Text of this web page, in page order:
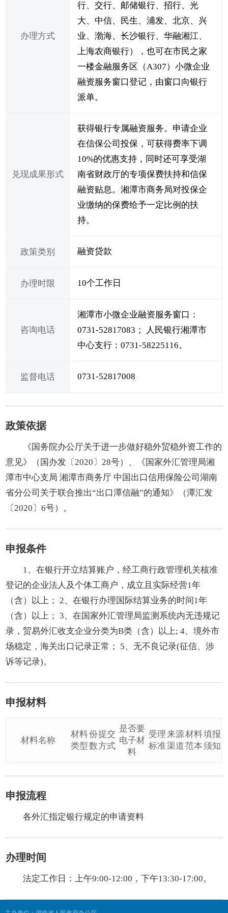
办理方式
行、交行、邮储银行、招行、光
大、中信、民生、浦发、北京、兴
业、渤海、长沙银行、华融湘江、
上海农商银行），也可在市民之家
一楼金融服务区（A307）小微企业
融资服务窗口登记，由窗口向银行
派单。
兑现成果形式
获得银行专属融资服务。申请企业
在信保公司投保，可获得费率下调
10%的优惠支持，同时还可享受湖
南省财政厅的专项保费扶持和信保
融资贴息。湘潭市商务局对投保企
业缴纳的保费给予一定比例的扶
持。
政策类别 融资贷款
办理时限 10个工作日
咨询电话
湘潭市小微企业融资服务窗口：
0731-52817083； 人民银行湘潭市
中心支行：0731-58225116。
监督电话 0731-52817008
政策依据
《国务院办公厅关于进一步做好稳外贸稳外资工作的
意见》（国办发〔2020〕28号）、《国家外汇管理局湘
潭市中心支局 湘潭市商务厅 中国出口信用保险公司湖南
省分公司关于联合推出“出口潭信融”的通知》（潭汇发
〔2020〕6号）。
申报条件
1、在银行开立结算账户，经工商行政管理机关核准
登记的企业法人及个体工商户，成立且实际经营1年
（含）以上； 2、在银行办理国际结算业务的时间1年
（含）以上； 3、在国家外汇管理局监测系统内无违规记
录，贸易外汇收支企业分类为B类（含）以上; 4、境外市
场稳定，海关出口记录正常； 5、无不良记录(征信、涉
诉等记录)。
申报材料
材料名称
材料
类型
份
数
提交
方式
是否要
电子材
料
受理
标准
来源
渠道
材料
范本
填报
须知
申报流程
各外汇指定银行规定的申请资料
办理时间
法定工作日：上午9:00-12:00，下午13:30-17:00。